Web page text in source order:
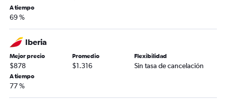
A tiempo
69 %
Iberia
Mejor precio
$878
Promedio
$1.316
Flexibilidad
Sin tasa de cancelación
A tiempo
77 %